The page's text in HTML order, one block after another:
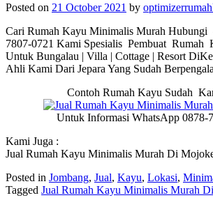
Posted on 21 October 2021 by
Cari Rumah Kayu Minimalis Murah
7807-0721 Kami Spesialis Pembuat Rumah
Untuk Bungalau | Villa | Cottage | Resort
Ahli Kami Dari Jepara Yang Sudah
Contoh Rumah Kayu Sudah
Untuk Informasi WhatsApp 0878-
Kami Juga :
Jual Rumah Kayu Minimalis Murah Di
Posted in Jombang, Jual, Kayu, Lokasi,
Tagged Jual Rumah Kayu Minimalis Murah